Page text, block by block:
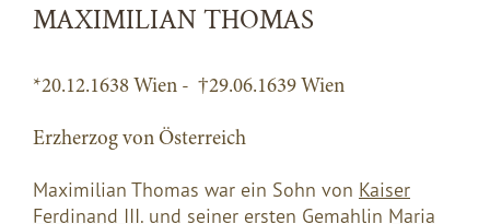
MAXIMILIAN THOMAS
*20.12.1638 Wien - †29.06.1639 Wien
Erzherzog von Österreich
Maximilian Thomas war ein Sohn von Kaiser
Ferdinand III. und seiner ersten Gemahlin Maria